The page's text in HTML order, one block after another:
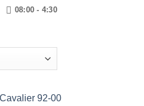
08:00 - 4:30